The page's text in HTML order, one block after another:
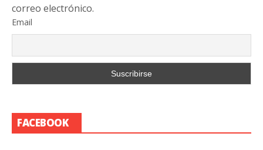
correo electrónico.
Email
FACEBOOK